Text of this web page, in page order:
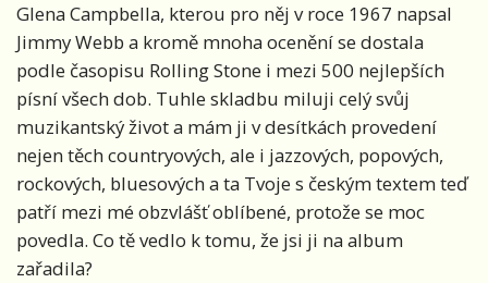
Glena Campbella, kterou pro něj v roce 1967 napsal
Jimmy Webb a kromě mnoha ocenění se dostala
podle časopisu Rolling Stone i mezi 500 nejlepších
písní všech dob. Tuhle skladbu miluji celý svůj
muzikantský život a mám ji v desítkách provedení
nejen těch countryových, ale i jazzových, popových,
rockových, bluesových a ta Tvoje s českým textem teď
patří mezi mé obzvlášť oblíbené, protože se moc
povedla. Co tě vedlo k tomu, že jsi ji na album
zařadila?